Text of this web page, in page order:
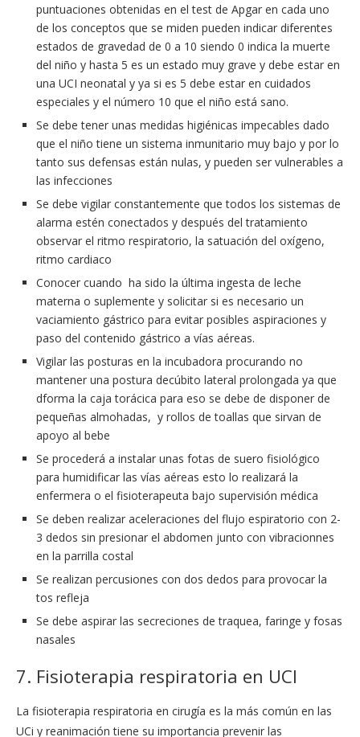
puntuaciones obtenidas en el test de Apgar en cada uno
de los conceptos que se miden pueden indicar diferentes
estados de gravedad de 0 a 10 siendo 0 indica la muerte
del niño y hasta 5 es un estado muy grave y debe estar en
una UCI neonatal y ya si es 5 debe estar en cuidados
especiales y el número 10 que el niño está sano.
Se debe tener unas medidas higiénicas impecables dado
que el niño tiene un sistema inmunitario muy bajo y por lo
tanto sus defensas están nulas, y pueden ser vulnerables a
las infecciones
Se debe vigilar constantemente que todos los sistemas de
alarma estén conectados y después del tratamiento
observar el ritmo respiratorio, la satuación del oxígeno,
ritmo cardiaco
Conocer cuando ha sido la última ingesta de leche
materna o suplemente y solicitar si es necesario un
vaciamiento gástrico para evitar posibles aspiraciones y
paso del contenido gástrico a vías aéreas.
Vigilar las posturas en la incubadora procurando no
mantener una postura decúbito lateral prolongada ya que
dforma la caja torácica para eso se debe de disponer de
pequeñas almohadas, y rollos de toallas que sirvan de
apoyo al bebe
Se procederá a instalar unas fotas de suero fisiológico
para humidificar las vías aéreas esto lo realizará la
enfermera o el fisioterapeuta bajo supervisión médica
Se deben realizar aceleraciones del flujo espiratorio con 2-
3 dedos sin presionar el abdomen junto con vibracionnes
en la parrilla costal
Se realizan percusiones con dos dedos para provocar la
tos refleja
Se debe aspirar las secreciones de traquea, faringe y fosas
nasales
7. Fisioterapia respiratoria en UCI
La fisioterapia respiratoria en cirugía es la más común en las
UCi y reanimación tiene su importancia prevenir las